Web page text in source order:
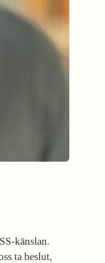
känslan.
ta beslut,